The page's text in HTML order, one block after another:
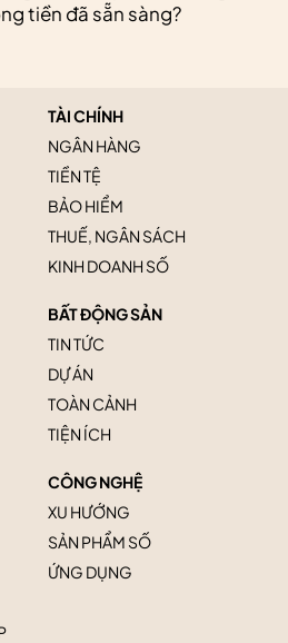
tiền đã sẵn sàng?
TÀI CHÍNH
NGÂN HÀNG
TIỀN TỆ
BẢO HIỂM
THUẾ, NGÂN SÁCH
KINH DOANH SỐ
BẤT ĐỘNG SẢN
TIN TỨC
DỰ ÁN
TOÀN CẢNH
TIỆN ÍCH
CÔNG NGHỆ
XU HƯỚNG
SẢN PHẨM SỐ
ỨNG DỤNG